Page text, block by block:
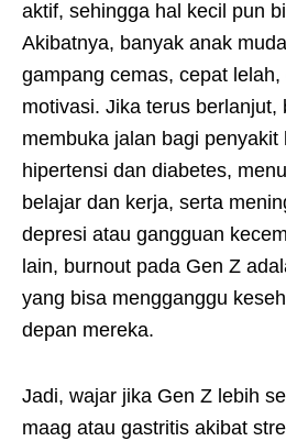
aktif, sehingga hal kecil pun
Akibatnya, banyak anak
gampang cemas, cepat
motivasi. Jika terus berlanjut,
membuka jalan bagi penyakit
hipertensi dan diabetes,
belajar dan kerja, serta
depresi atau gangguan
lain, burnout pada Gen Z
yang bisa mengganggu
depan mereka.
Jadi, wajar jika Gen Z lebih
maag atau gastritis akibat